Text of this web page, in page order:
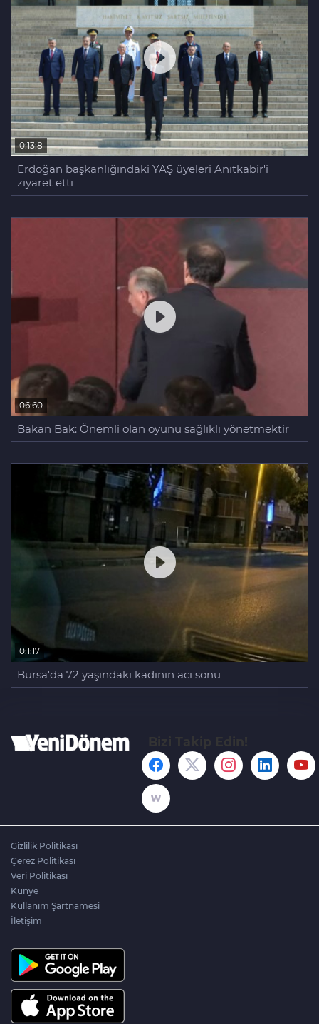
0:13:8
Erdoğan başkanlığındaki YAŞ üyeleri Anıtkabir'i
ziyaret etti
06:60
Bakan Bak: Önemli olan oyunu sağlıklı yönetmektir
0:1:17
Bursa'da 72 yaşındaki kadının acı sonu
Gizlilik Politikası
Çerez Politikası
Veri Politikası
Künye
Kullanım Şartnamesi
İletişim